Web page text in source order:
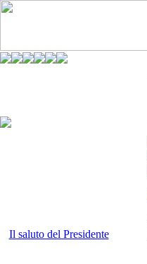
Il saluto del Presidente